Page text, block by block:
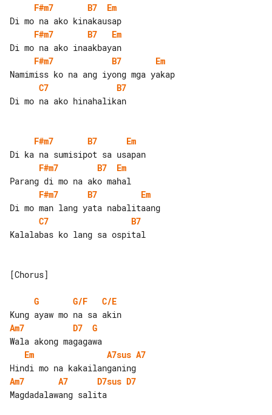
F#m7
B7
Em
F#m7
B7
Em
F#m7
B7
Em
C7
B7
Di mo na ako hinahalikan
F#m7 B7
Em
F#m7
B7
Em
F#m7
B7
Em
C7
B7
Kalalabas ko lang sa ospital
[Chorus]
G G/F
C/E
Am7
D7
G
Em
A7sus A7
Am7
A7 D7sus D7
Magdadalawang salita